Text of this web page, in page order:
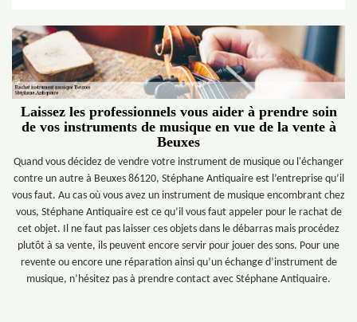
Laissez les professionnels vous aider à prendre soin
de vos instruments de musique en vue de la vente à
Beuxes
Quand vous décidez de vendre votre instrument de musique ou l'échanger
contre un autre à Beuxes 86120, Stéphane Antiquaire est l’entreprise qu’il
vous faut. Au cas où vous avez un instrument de musique encombrant chez
vous, Stéphane Antiquaire est ce qu’il vous faut appeler pour le rachat de
cet objet. Il ne faut pas laisser ces objets dans le débarras mais procédez
plutôt à sa vente, ils peuvent encore servir pour jouer des sons. Pour une
revente ou encore une réparation ainsi qu’un échange d’instrument de
musique, n’hésitez pas à prendre contact avec Stéphane Antiquaire.